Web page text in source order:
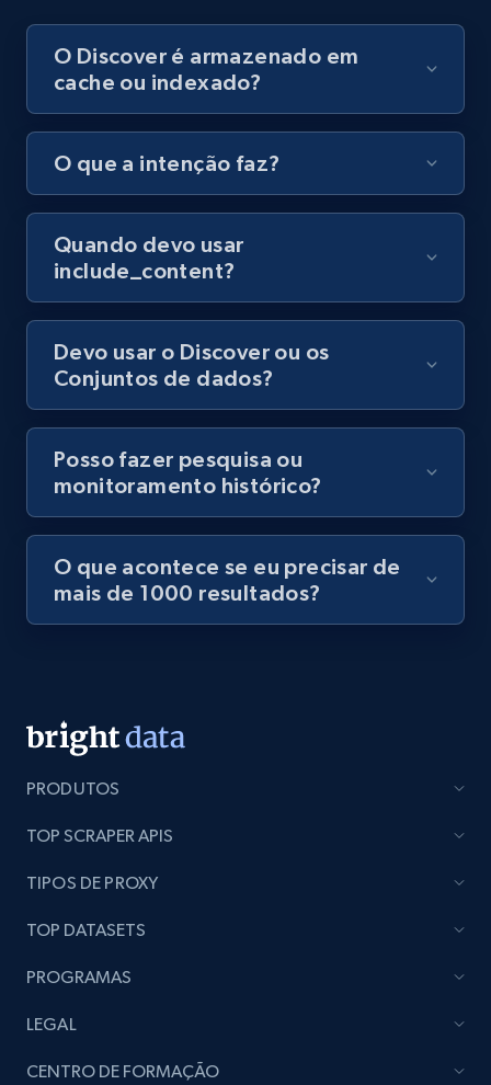
O Discover é armazenado em
cache ou indexado?
O que a intenção faz?
Quando devo usar
include_content?
Devo usar o Discover ou os
Conjuntos de dados?
Posso fazer pesquisa ou
monitoramento histórico?
O que acontece se eu precisar de
mais de 1000 resultados?
PRODUTOS
TOP SCRAPER APIS
TIPOS DE PROXY
TOP DATASETS
PROGRAMAS
LEGAL
CENTRO DE FORMAÇÃO